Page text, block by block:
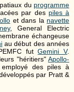
du programme
par des piles à
et dans la navette
, General Electric
échangeuse
au début des années
futGemini V.
"héritiers" Apollo-
des piles à
par Pratt &